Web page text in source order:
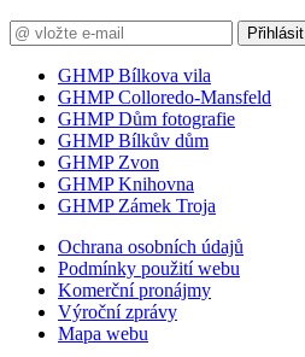
Přihlásit
GHMP Bílkova vila
GHMP Colloredo-Mansfeld
GHMP Dům fotografie
GHMP Bílkův dům
GHMP Zvon
GHMP Knihovna
GHMP Zámek Troja
Ochrana osobních údajů
Podmínky použití webu
Komerční pronájmy
Výroční zprávy
Mapa webu